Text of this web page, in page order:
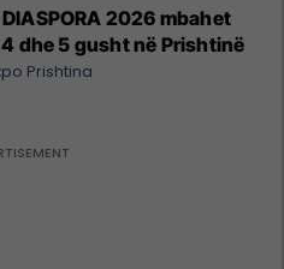
DIASPORA 2026 mbahet
dhe 5 gusht në Prishtinë
Prishtina